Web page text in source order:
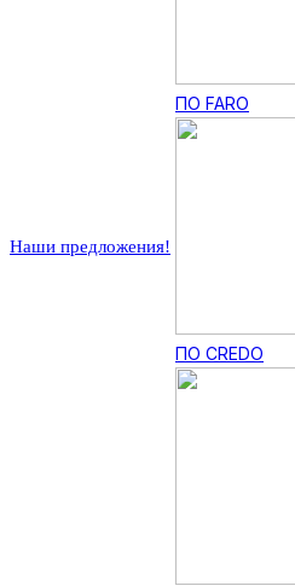
Наши предложения!
ПО FARO
ПО CREDO